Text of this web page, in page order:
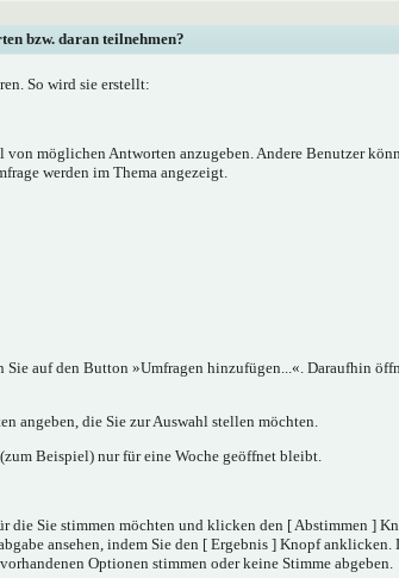
bzw. daran teilnehmen?
So wird sie erstellt:
möglichen Antworten anzugeben. Andere Benutzer
werden im Thema angezeigt.
auf den Button »Umfragen hinzufügen...«. Daraufhin
angeben, die Sie zur Auswahl stellen möchten.
Beispiel) nur für eine Woche geöffnet bleibt.
die Sie stimmen möchten und klicken den [ Abstimmen ]
ansehen, indem Sie den [ Ergebnis ] Knopf anklicken.
Optionen stimmen oder keine Stimme abgeben.